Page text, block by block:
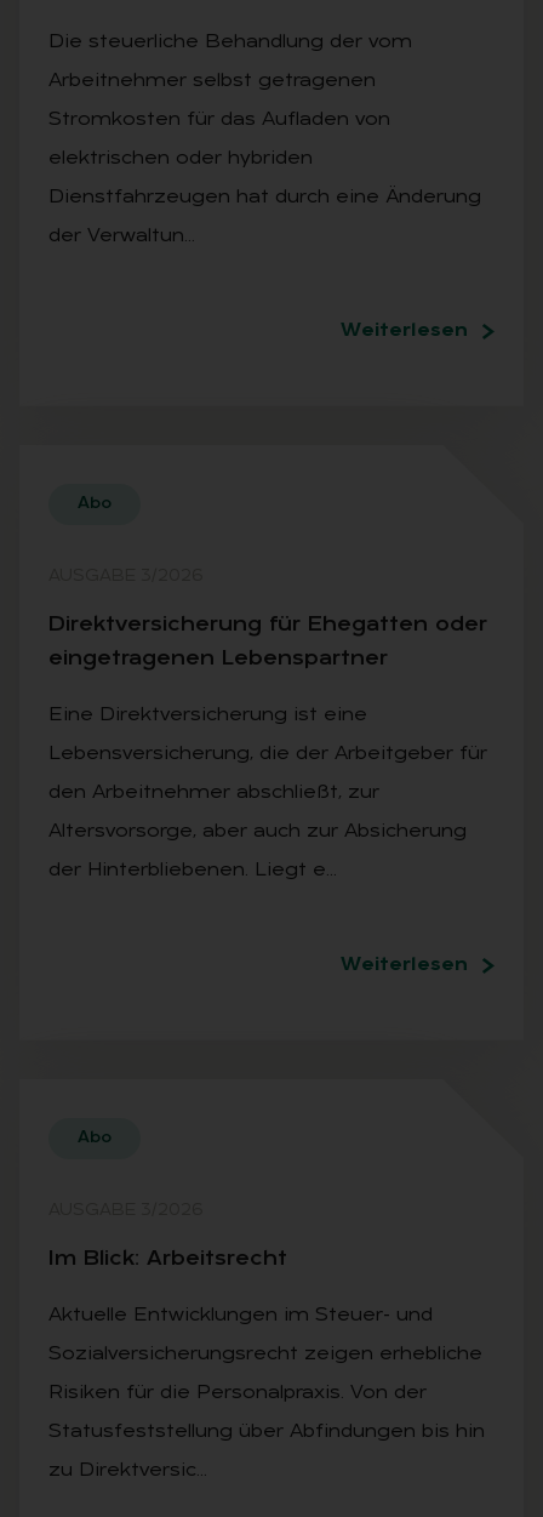
Die steuerliche Behandlung der vom
Arbeitnehmer selbst getragenen
Stromkosten für das Aufladen von
elektrischen oder hybriden
Dienstfahrzeugen hat durch eine Änderung
der Verwaltun…
Weiterlesen
Abo
Di­rekt­ver­si­che­rung für Ehe­gat­ten oder
ein­ge­tra­ge­nen Le­bens­part­ner
Eine Direktversicherung ist eine
Lebensversicherung, die der Arbeitgeber für
den Arbeitnehmer abschließt, zur
Altersvorsorge, aber auch zur Absicherung
der Hinterbliebenen. Liegt e…
Weiterlesen
Abo
Im Blick: Ar­beits­recht
Aktuelle Entwicklungen im Steuer- und
Sozialversicherungsrecht zeigen erhebliche
Risiken für die Personalpraxis. Von der
Statusfeststellung über Abfindungen bis hin
zu Direktversic…